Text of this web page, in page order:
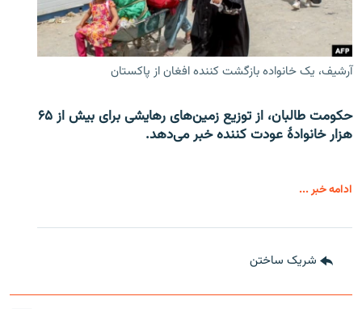
آرشیف، یک خانواده بازگشت کننده افغان از پاکستان
حکومت طالبان، از توزیع زمین‌های رهایشی برای بیش از ۶۵
هزار خانوادۀ عودت کننده خبر می‌دهد.
ادامه خبر ...
شریک ساختن